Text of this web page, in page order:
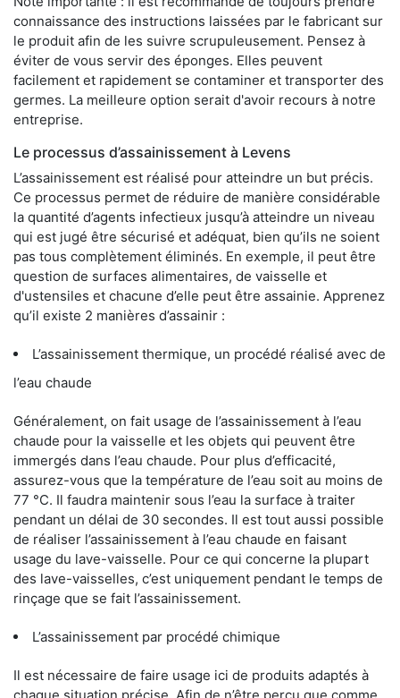
connaissance des instructions laissées par le fabricant sur
le produit afin de les suivre scrupuleusement. Pensez à
éviter de vous servir des éponges. Elles peuvent
facilement et rapidement se contaminer et transporter des
germes. La meilleure option serait d'avoir recours à notre
entreprise.
Le processus d’assainissement à Levens
L’assainissement est réalisé pour atteindre un but précis.
Ce processus permet de réduire de manière considérable
la quantité d’agents infectieux jusqu’à atteindre un niveau
qui est jugé être sécurisé et adéquat, bien qu’ils ne soient
pas tous complètement éliminés. En exemple, il peut être
question de surfaces alimentaires, de vaisselle et
d'ustensiles et chacune d’elle peut être assainie. Apprenez
qu’il existe 2 manières d’assainir :
L’assainissement thermique, un procédé réalisé avec de
l’eau chaude
Généralement, on fait usage de l’assainissement à l’eau
chaude pour la vaisselle et les objets qui peuvent être
immergés dans l’eau chaude. Pour plus d’efficacité,
assurez-vous que la température de l’eau soit au moins de
77 °C. Il faudra maintenir sous l’eau la surface à traiter
pendant un délai de 30 secondes. Il est tout aussi possible
de réaliser l’assainissement à l’eau chaude en faisant
usage du lave-vaisselle. Pour ce qui concerne la plupart
des lave-vaisselles, c’est uniquement pendant le temps de
rinçage que se fait l’assainissement.
L’assainissement par procédé chimique
Il est nécessaire de faire usage ici de produits adaptés à